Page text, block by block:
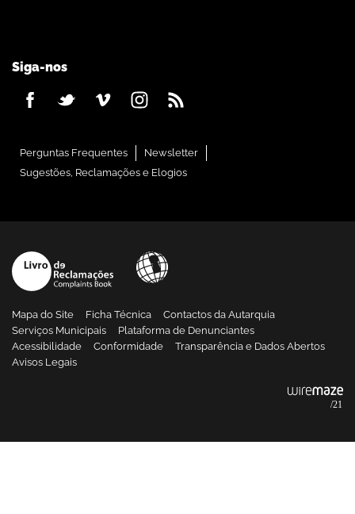
Siga-nos
Perguntas Frequentes
Newsletter
Sugestões, Reclamações e Elogios
Mapa do Site Ficha Técnica
Contactos da Autarquia
Serviços Municipais
Plataforma de Denunciantes
Acessibilidade
Conformidade
Transparência e Dados Abertos
Avisos Legais